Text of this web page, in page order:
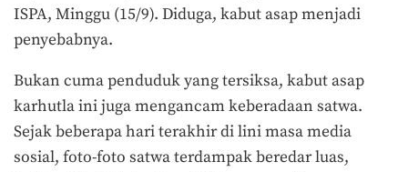
ISPA, Minggu (15/9). Diduga, kabut asap menjadi
penyebabnya.
Bukan cuma penduduk yang tersiksa, kabut asap
karhutla ini juga mengancam keberadaan satwa.
Sejak beberapa hari terakhir di lini masa media
sosial, foto-foto satwa terdampak beredar luas,